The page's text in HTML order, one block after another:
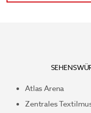
Atlas Arena
Zentrales